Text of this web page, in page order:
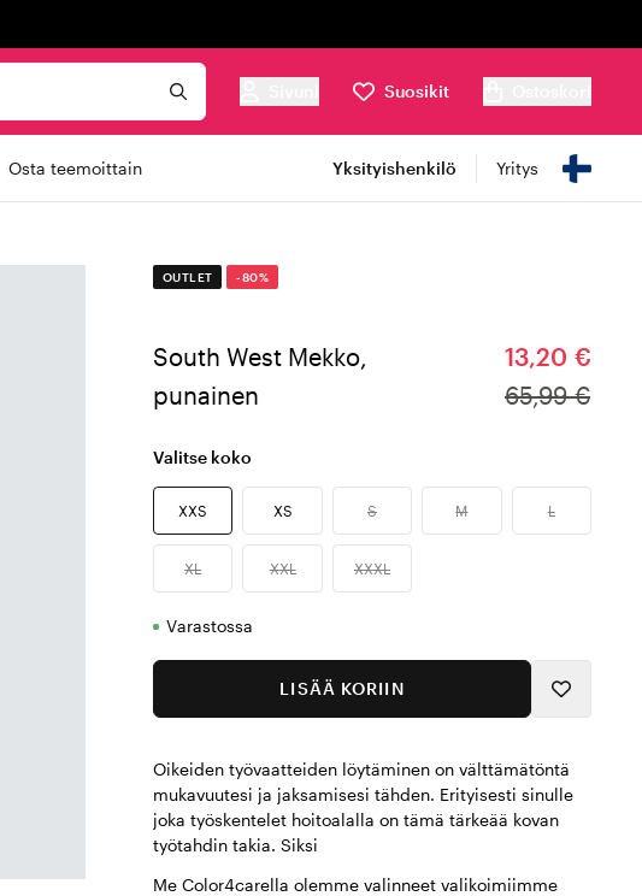
Suosikit
Osta teemoittain Yksityishenkilö Yritys
OUTLET -80%
South West Mekko,
punainen
13,20 €
65,99 €
Valitse koko
XXS XS S M L
XL XXL XXXL
Varastossa
LISÄÄ KORIIN
Oikeiden työvaatteiden löytäminen on välttämätöntä
mukavuutesi ja jaksamisesi tähden. Erityisesti sinulle
joka työskentelet hoitoalalla on tämä tärkeää kovan
työtahdin takia. Siksi
Me Color4carella olemme valinneet valikoimiimme